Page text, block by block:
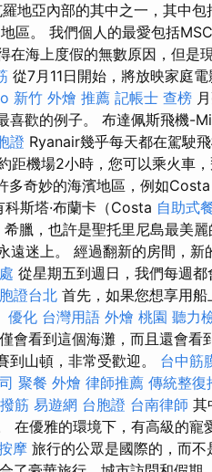
羅地亞內部的其中之一，其中
區。 我們個人的最愛包括
在海上度假的無數原因，但是
從7月11日開始，將放映家庭
新竹 外燴 推薦 記帳士 查榜
歡的例子。 布達佩斯飛機-
證 Ryanair幾乎每天都在駕駛飛
距機場2小時，您可以乘火車
多奇妙的海濱地區，例如Costa
科斯塔·布蘭卡（Costa 自助式
希臘，也許是聖托里尼島最美
迷上。 經過翻新的房間，新
從星期五到週日，我們每週
證台北 首先，如果您想享用船
優化 台灣用語 外燴 桃園 聽力
會看到這個海灘，而且還會看
到山頓，非常受歡迎。 台中筋
聚餐 外燴 律師推薦 傳統整復
筋 易遊網 台胞證 台南律師 其
在優雅的環境下，有高級的寵
摩 旅行的公眾是國際的，而不